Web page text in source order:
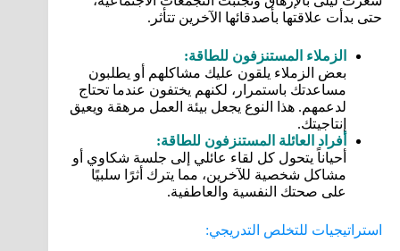
حتى بدأت علاقتها بأصدقائها الآخرين تتأثر.
الزملاء المستنزفون للطاقة:
بعض الزملاء يلقون عليك مشاكلهم أو يطلبون
مساعدتك باستمرار، لكنهم يختفون عندما تحتاج
لدعمهم. هذا النوع يجعل بيئة العمل مرهقة ويعيق
إنتاجيتك.
أفراد العائلة المستنزفون للطاقة:
أحياناً يتحول كل لقاء عائلي إلى جلسة شكاوي أو
مشاكل شخصية للآخرين، مما يترك أثرًا سلبيًا
على صحتك النفسية والعاطفية.
استراتيجيات للتخلص التدريجي: